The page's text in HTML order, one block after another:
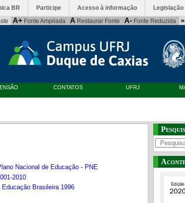
BR Participe Acesso à informação Legislação
A+ Fonte Ampliada A Restaurar Fonte A- Fonte Reduzida
CONTATOS UFRJ
Nacional de Educação - PNE
2010
Brasileira 1996